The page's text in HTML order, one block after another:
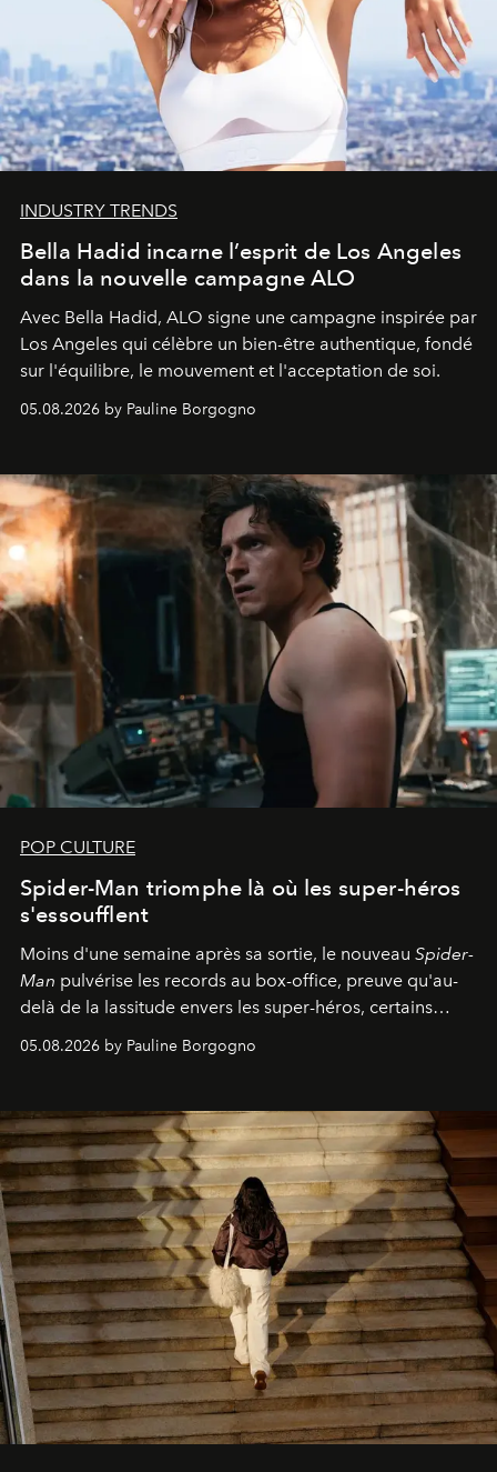
INDUSTRY TRENDS
Bella Hadid incarne l’esprit de Los Angeles
dans la nouvelle campagne ALO
Avec Bella Hadid, ALO signe une campagne inspirée par
Los Angeles qui célèbre un bien-être authentique, fondé
sur l'équilibre, le mouvement et l'acceptation de soi.
05.08.2026 by Pauline Borgogno
POP CULTURE
Spider-Man triomphe là où les super-héros
s'essoufflent
Moins d'une semaine après sa sortie, le nouveau Spider-
Man pulvérise les records au box-office, preuve qu'au-
delà de la lassitude envers les super-héros, certains
personnages continuent de susciter une ferveur intacte.
05.08.2026 by Pauline Borgogno